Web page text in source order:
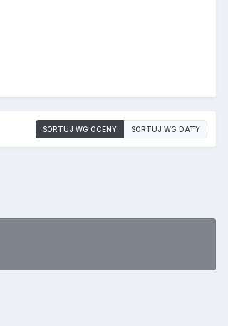
SORTUJ WG OCENY SORTUJ WG DATY